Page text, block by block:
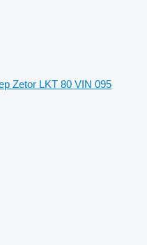
Zetor LKT 80 VIN 095